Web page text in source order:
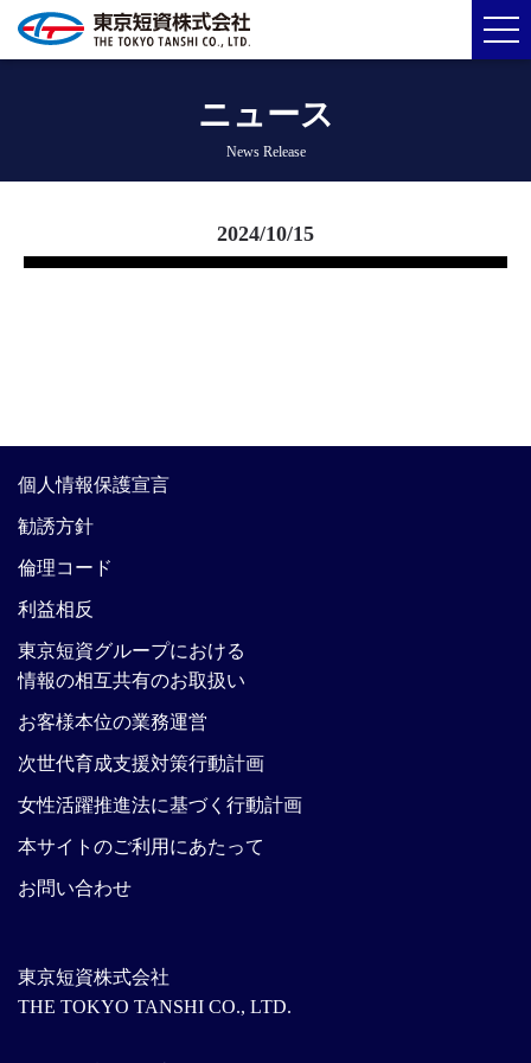
ニュース
News Release
2024/10/15
東京短資株式会社
THE TOKYO TANSHI CO., LTD.
個人情報保護宣言
勧誘方針
倫理コード
利益相反
東京短資グループにおける
情報の相互共有のお取扱い
お客様本位の業務運営
次世代育成支援対策行動計画
女性活躍推進法に基づく行動計画
本サイトのご利用にあたって
お問い合わせ